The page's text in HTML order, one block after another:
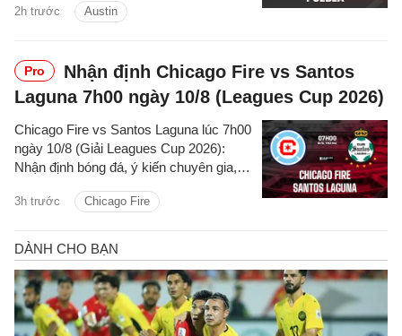
2h trước Austin
Pro
Nhận định Chicago Fire vs Santos
Laguna 7h00 ngày 10/8 (Leagues Cup 2026)
3h trước Chicago Fire
Chicago Fire vs Santos Laguna lúc 7h00
ngày 10/8 (Giải Leagues Cup 2026):
Nhận định bóng đá, ý kiến chuyên gia,
trận đấu.